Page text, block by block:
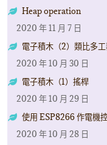
Heap operation
2020 年 11 月 7 日
電子積木（2）類比多
2020 年 10 月 30 日
電子積木（1）搖桿
2020 年 10 月 29 日
使用 ESP8266 作電機
2020 年 10 月 28 日